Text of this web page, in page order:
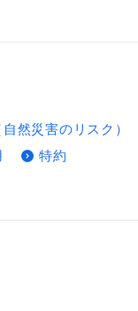
然災害のリスク）
特約